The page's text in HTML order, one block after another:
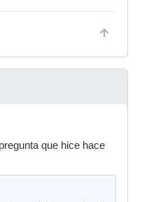
que hice hace